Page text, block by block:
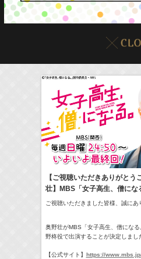
本日の出演情報8/9(Sun)
6:35-7:00
(TV) NHK俳句
07:30-08:30
TV) ポケモンと
8:00-8:24
(TV)
09:54-
(TV ) サンデー・
11:45-12:45
(TV) スクール革命
【ご視聴いただきありがとう
壮】MBS「女子高生、僧にな
ご視聴いただきました皆様、誠にあ
奥野壮がMBS「女子高生、僧になる
野柊役で出演することが決定しまし
【公式サイト】 https://